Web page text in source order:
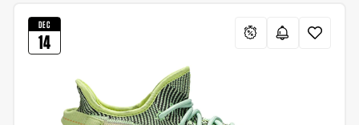
DEC
14